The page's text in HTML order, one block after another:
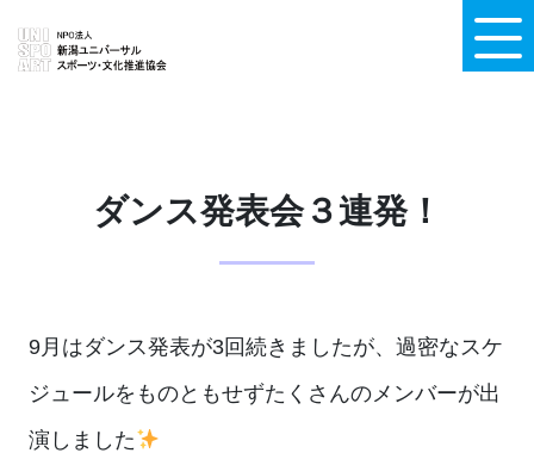
ダンス発表会３連発！
9月はダンス発表が3回続きましたが、過密なスケ
ジュールをものともせずたくさんのメンバーが出
演しました